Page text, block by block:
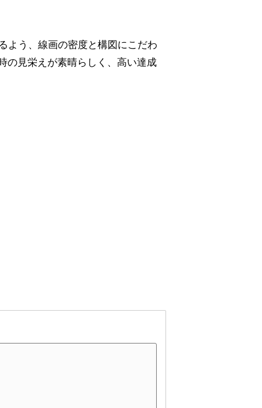
よう、線画の密度と構図にこだわ
の見栄えが素晴らしく、高い達成